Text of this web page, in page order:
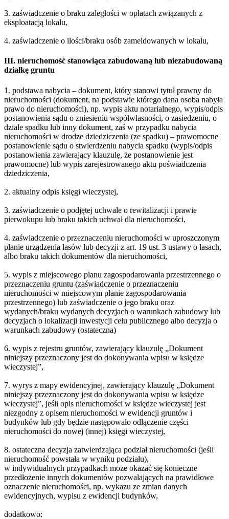
3. zaświadczenie o braku zaległości w opłatach związanych z
eksploatacją lokalu,
4. zaświadczenie o ilości/braku osób zameldowanych w lokalu,
III. nieruchomość stanowiąca zabudowaną lub niezabudowaną
działkę gruntu
1. podstawa nabycia – dokument, który stanowi tytuł prawny do
nieruchomości (dokument, na podstawie którego dana osoba nabyła
prawo do nieruchomości), np. wypis aktu notarialnego, wypis/odpis
postanowienia sądu o zniesieniu współwłasności, o zasiedzeniu, o
dziale spadku lub inny dokument, zaś w przypadku nabycia
nieruchomości w drodze dziedziczenia (ze spadku) – prawomocne
postanowienie sądu o stwierdzeniu nabycia spadku (wypis/odpis
postanowienia zawierający klauzulę, że postanowienie jest
prawomocne) lub wypis zarejestrowanego aktu poświadczenia
dziedziczenia,
2. aktualny odpis księgi wieczystej,
3. zaświadczenie o podjętej uchwale o rewitalizacji i prawie
pierwokupu lub braku takich uchwał dla nieruchomości,
4. zaświadczenie o przeznaczeniu nieruchomości w uproszczonym
planie urządzenia lasów lub decyzji z art. 19 ust. 3 ustawy o lasach,
albo braku takich dokumentów dla nieruchomości,
5. wypis z miejscowego planu zagospodarowania przestrzennego o
przeznaczeniu gruntu (zaświadczenie o przeznaczeniu
nieruchomości w miejscowym planie zagospodarowania
przestrzennego) lub zaświadczenie o jego braku oraz
wydanych/braku wydanych decyzjach o warunkach zabudowy lub
decyzjach o lokalizacji inwestycji celu publicznego albo decyzja o
warunkach zabudowy (ostateczna)
6. wypis z rejestru gruntów, zawierający klauzulę „Dokument
niniejszy przeznaczony jest do dokonywania wpisu w księdze
wieczystej”,
7. wyrys z mapy ewidencyjnej, zawierający klauzulę „Dokument
niniejszy przeznaczony jest do dokonywania wpisu w księdze
wieczystej”, jeśli opis nieruchomości w księdze wieczystej jest
niezgodny z opisem nieruchomości w ewidencji gruntów i
budynków lub gdy będzie następowało odłączenie części
nieruchomości do nowej (innej) księgi wieczystej,
8. ostateczna decyzja zatwierdzająca podział nieruchomości (jeśli
nieruchomość powstała w wyniku podziału),
w indywidualnych przypadkach może okazać się konieczne
przedłożenie innych dokumentów pozwalających na prawidłowe
oznaczenie nieruchomości, np. wykazu ze zmian danych
ewidencyjnych, wypisu z ewidencji budynków,
dodatkowo: